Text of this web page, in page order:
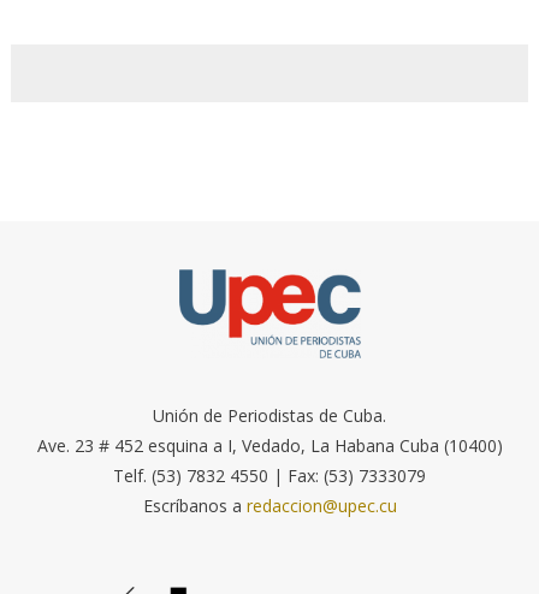
Unión de Periodistas de Cuba.
Ave. 23 # 452 esquina a I, Vedado, La Habana Cuba (10400)
Telf. (53) 7832 4550 | Fax: (53) 7333079
Escríbanos a redaccion@upec.cu